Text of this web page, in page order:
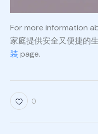
For more information
家庭提供安全又便捷的
装 page.
0